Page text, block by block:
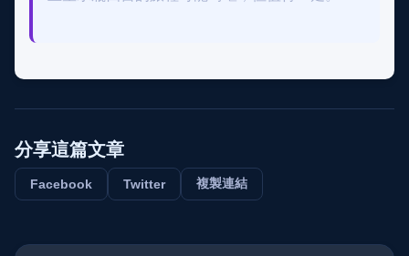
分享這篇文章
Facebook Twitter 複製連結